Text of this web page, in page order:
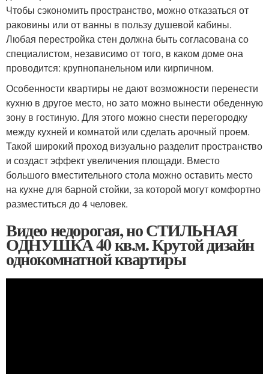
Чтобы сэкономить пространство, можно отказаться от
раковины или от ванны в пользу душевой кабины.
Любая перестройка стен должна быть согласована со
специалистом, независимо от того, в каком доме она
проводится: крупнопанельном или кирпичном.
Особенности квартиры не дают возможности перенести
кухню в другое место, но зато можно вынести обеденную
зону в гостиную. Для этого можно снести перегородку
между кухней и комнатой или сделать арочный проем.
Такой широкий проход визуально разделит пространство
и создаст эффект увеличения площади. Вместо
большого вместительного стола можно оставить место
на кухне для барной стойки, за которой могут комфортно
разместиться до 4 человек.
Видео недорогая, но СТИЛЬНАЯ
ОДНУШКА 40 кв.м. Крутой дизайн
однокомнатной квартиры